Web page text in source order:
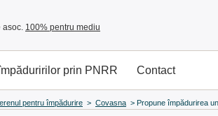
asoc. 100% pentru mediu
prin PNRR Contact
pentru împădurire > Covasna > Propune împădurirea